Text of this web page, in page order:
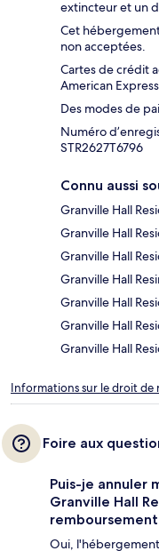
extincteur et un
Cet
non acceptées.
Cartes de crédit
American
Des modes de
Numéro
STR2627T6796
Connu aussi
Granville Hall
Granville Hall
Granville Hall
Granville Hall
Granville Hall
Granville Hall
Granville Hall
Informations sur le droit de
Foire aux
Puis-je annuler
Granville Hall
Oui,